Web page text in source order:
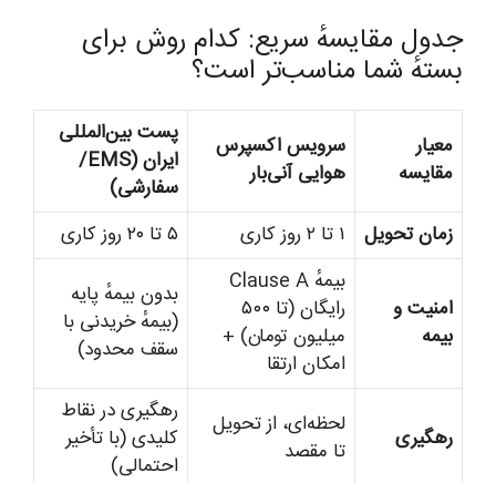
جدول مقایسهٔ سریع: کدام روش برای
بستهٔ شما مناسب‌تر است؟
معیار
مقایسه
سرویس اکسپرس
هوایی آنی‌بار
پست بین‌المللی
ایران (EMS/
سفارشی)
زمان تحویل
۱ تا ۲ روز کاری ۵ تا ۲۰ روز کاری
امنیت و
بیمه
بیمهٔ Clause A
رایگان (تا ۵۰۰
میلیون تومان) +
امکان ارتقا
بدون بیمهٔ پایه
(بیمهٔ خریدنی با
سقف محدود)
رهگیری
لحظه‌ای، از تحویل
تا مقصد
رهگیری در نقاط
کلیدی (با تأخیر
احتمالی)